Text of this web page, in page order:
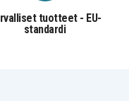
tuotteet - EU-
standardi